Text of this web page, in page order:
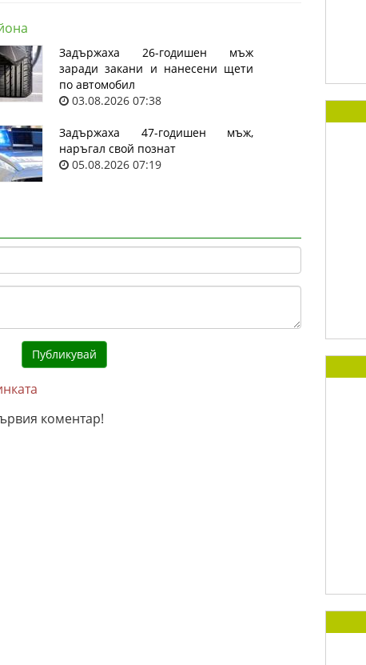
Задържаха 26-годишен мъж
заради закани и нанесени щети
по автомобил
03.08.2026 07:38
Задържаха 47-годишен мъж,
наръгал свой познат
05.08.2026 07:19
коментар!